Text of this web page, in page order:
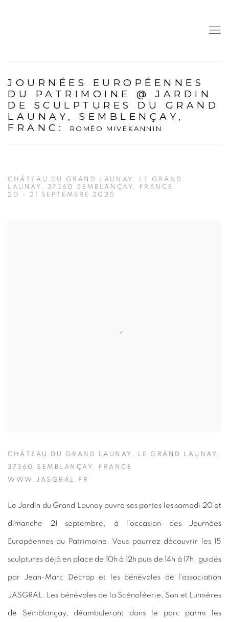
JOURNÉES EUROPÉENNES
DU PATRIMOINE @ JARDIN
DE SCULPTURES DU GRAND
LAUNAY, SEMBLENÇAY,
FRANC : ROMÉO MIVEKANNIN
CHÂTEAU DU GRAND LAUNAY, LE GRAND
LAUNAY, 37360 SEMBLANÇAY, FRANCE
20 - 21 SEPTEMBRE 2025
CHÂTEAU DU GRAND LAUNAY, LE GRAND LAUNAY,
37360 SEMBLANÇAY, FRANCE
WWW.JASGRAL.FR
Le Jardin du Grand Launay ouvre ses portes les samedi 20 et
dimanche 21 septembre, à l’occasion des Journées
Européennes du Patrimoine. Vous pourrez découvrir les 15
sculptures déjà en place de 10h à 12h puis de 14h à 17h, guidés
par Jean-Marc Decrop et les bénévoles de l’association
JASGRAL. Les bénévoles de la Scénoféerie, Son et Lumières
de Semblançay, déambuleront dans le parc parmi les